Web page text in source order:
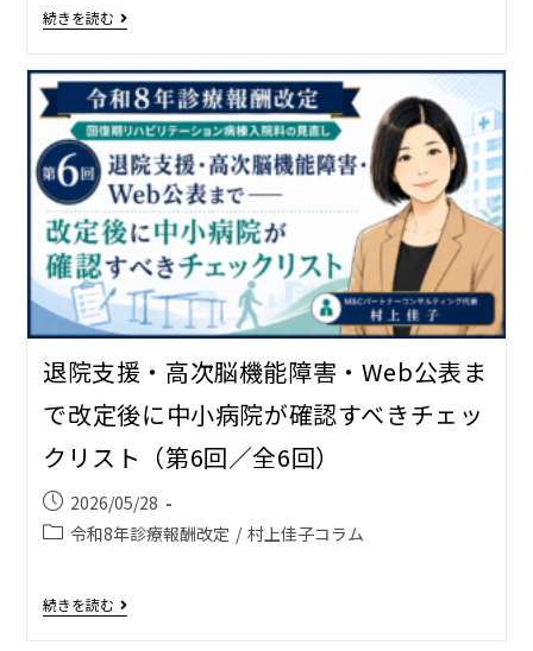
続きを読む
退院支援・高次脳機能障害・Web公表ま
で――改定後に中小病院が確認すべきチェッ
クリスト（第6回／全6回）
2026/05/28
令和8年診療報酬改定 / 村上佳子コラム
続きを読む